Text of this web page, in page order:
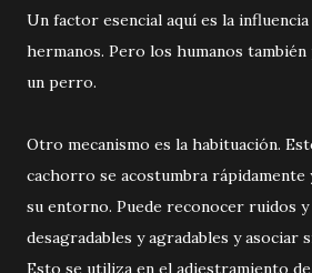
Un factor esencial aquí es la
hermanos. Pero los humanos
un perro.
Otro mecanismo es la habituación.
cachorro se acostumbra rápidamente
su entorno. Puede reconocer ruidos
desagradables y agradables y asociar
Esto se utiliza en el adiestramiento